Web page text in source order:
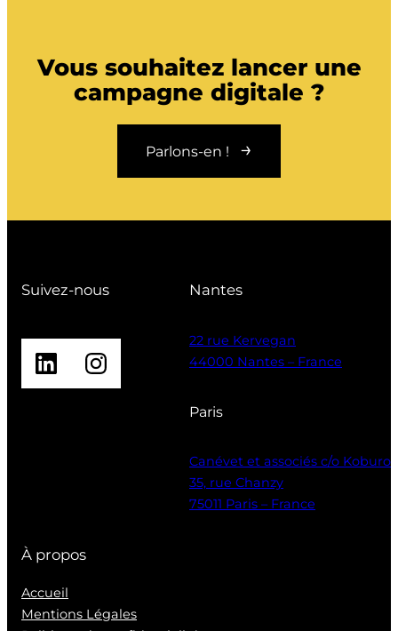
Vous souhaitez lancer une
campagne digitale ?
Parlons-en !
Suivez-nous
LinkedInInstagram
Nantes
22 rue Kervegan
44000 Nantes – France
Paris
Canévet et associés c/o Koburo
35, rue Chanzy
75011 Paris – France
À propos
Accueil
Mentions Légales